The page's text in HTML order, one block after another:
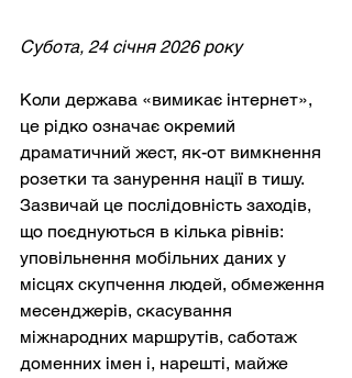
Субота, 24 січня 2026 року
Коли держава «вимикає інтернет»,
це рідко означає окремий
драматичний жест, як-от вимкнення
розетки та занурення нації в тишу.
Зазвичай це послідовність заходів,
що поєднуються в кілька рівнів:
уповільнення мобільних даних у
місцях скупчення людей, обмеження
месенджерів, скасування
міжнародних маршрутів, саботаж
доменних імен і, нарешті, майже